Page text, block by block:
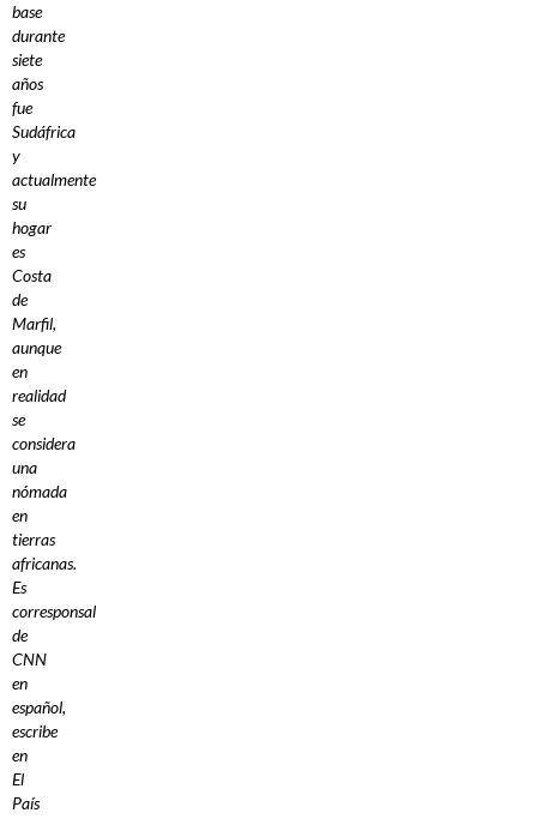
base
durante
siete
años
fue
Sudáfrica
y
actualmente
su
hogar
es
Costa
de
Marfil,
aunque
en
realidad
se
considera
una
nómada
en
tierras
africanas.
Es
corresponsal
de
CNN
en
español,
escribe
en
El
País